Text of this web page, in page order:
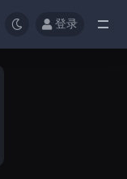
登录